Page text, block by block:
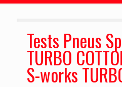
Tests Pneus
TURBO
S-works